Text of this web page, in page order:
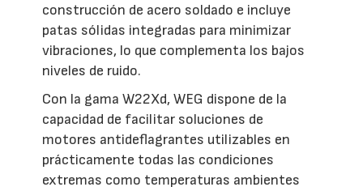
construcción de acero soldado e incluye
patas sólidas integradas para minimizar
vibraciones, lo que complementa los bajos
niveles de ruido.
Con la gama W22Xd, WEG dispone de la
capacidad de facilitar soluciones de
motores antideflagrantes utilizables en
prácticamente todas las condiciones
extremas como temperaturas ambientes